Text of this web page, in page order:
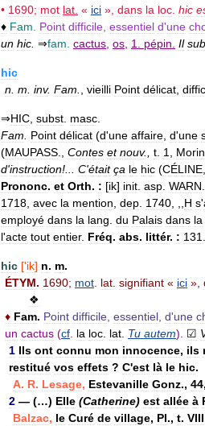
• 1690; mot lat « ici », dans la loc hic
♦ Fam Point difficile essentiel d'une
un hic ⇒fam cactus os 1 pépin Il
hic
n m inv. Fam vieilli Point délicat
⇒HIC subst masc
Fam
Point délicat (d'une affaire d'une
(MAUPASS Contes et nouv., t 1 Morin
d'instruction!... C'était ça le hic (CÉLINE
Prononc. et Orth. : [ik] init asp WARN
1718 avec la mention dep 1740 H s'
employé dans la lang du Palais dans la
l'acte tout entier. Fréq. abs. littér. : 131
hic ['ik] n. m.
ÉTYM. 1690; mot lat signifiant « ici »,
❖
♦ Fam. Point difficile essentiel d'une
un cactus (cf la loc lat Tu autem). ☑
1 Ils ont connu mon innocence, ils
restitué vos effets ? C'est là le hic.
A. R. Lesage, Estevanille Gonz., 44,
2 — (…) Elle (Catherine) est allée à
Balzac, le Curé de village, Pl., t. VIII